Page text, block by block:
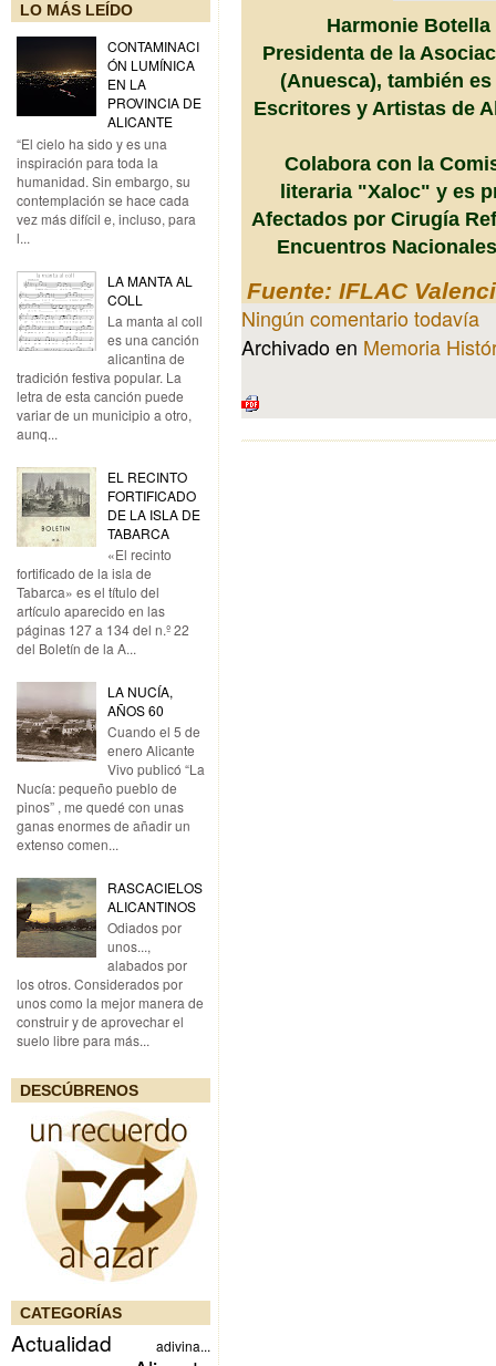
LO MÁS LEÍDO
CONTAMINACI
ÓN LUMÍNICA
EN LA
PROVINCIA DE
ALICANTE
“El cielo ha sido y es una
inspiración para toda la
humanidad. Sin embargo, su
contemplación se hace cada
vez más difícil e, incluso, para
l...
LA MANTA AL
COLL
La manta al coll
es una canción
alicantina de
tradición festiva popular. La
letra de esta canción puede
variar de un municipio a otro,
aunq...
EL RECINTO
FORTIFICADO
DE LA ISLA DE
TABARCA
«El recinto
fortificado de la isla de
Tabarca» es el título del
artículo aparecido en las
páginas 127 a 134 del n.º 22
del Boletín de la A...
LA NUCÍA,
AÑOS 60
Cuando el 5 de
enero Alicante
Vivo publicó “La
Nucía: pequeño pueblo de
pinos” , me quedé con unas
ganas enormes de añadir un
extenso comen...
RASCACIELOS
ALICANTINOS
Odiados por
unos...,
alabados por
los otros. Considerados por
unos como la mejor manera de
construir y de aprovechar el
suelo libre para más...
DESCÚBRENOS
CATEGORÍAS
Actualidad adivina...
Harmonie
Presidenta de la
(Anuesca), también
Escritores y Artistas de
Colabora con la
literaria "Xaloc" y es
Afectados por Cirugía
Encuentros
Fuente: IFLAC
Ningún comentario todavía
Archivado en Memoria